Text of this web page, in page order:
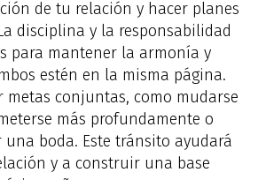
de tu relación y hacer planes
disciplina y la responsabilidad
para mantener la armonía y
estén en la misma página.
metas conjuntas, como mudarse
más profundamente o
boda. Este tránsito ayudará
y a construir una base